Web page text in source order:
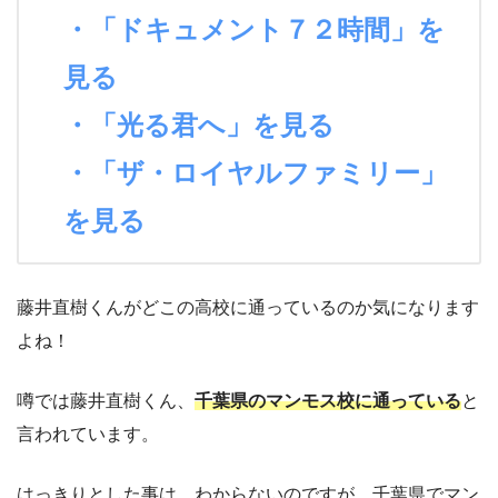
・「ドキュメント７２時間」を
見る
・「光る君へ」を見る
・「ザ・ロイヤルファミリー」
を見る
藤井直樹くんがどこの高校に通っているのか気になります
よね！
噂では藤井直樹くん、 千葉県のマンモス校に通っていると
言われています。
はっきりとした事は、わからないのですが、千葉県でマン